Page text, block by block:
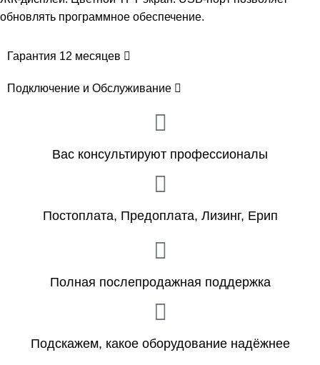
обновлять программное обеспечение.
Гарантия 12 месяцев
Подключение и Обслуживание
Вас консультируют профессионалы
Постоплата, Предоплата, Лизинг, Ерип
Полная послепродажная поддержка
Подскажем, какое оборудование надёжнее